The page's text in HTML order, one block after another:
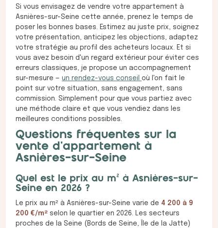
Si vous envisagez de vendre votre appartement à
Asnières-sur-Seine cette année, prenez le temps de
poser les bonnes bases. Estimez au juste prix, soignez
votre présentation, anticipez les objections, adaptez
votre stratégie au profil des acheteurs locaux. Et si
vous avez besoin d'un regard extérieur pour éviter ces
erreurs classiques, je propose un accompagnement
sur-mesure — un rendez-vous conseil où l'on fait le
point sur votre situation, sans engagement, sans
commission. Simplement pour que vous partiez avec
une méthode claire et que vous vendiez dans les
meilleures conditions possibles.
Questions fréquentes sur la
vente d'appartement à
Asnières-sur-Seine
Quel est le prix au m² à Asnières-sur-
Seine en 2026 ?
Le prix au m² à Asnières-sur-Seine varie de 4 200 à 9
200 €/m² selon le quartier en 2026. Les secteurs
proches de la Seine (Bords de Seine, Île de la Jatte)